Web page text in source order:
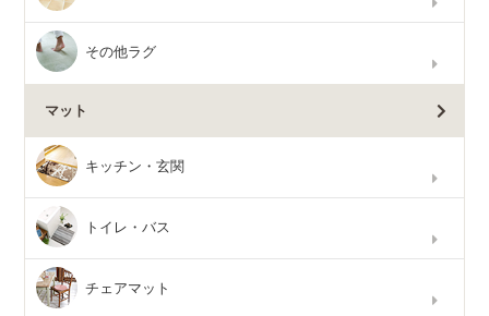
その他ラグ
マット
キッチン・玄関
トイレ・バス
チェアマット